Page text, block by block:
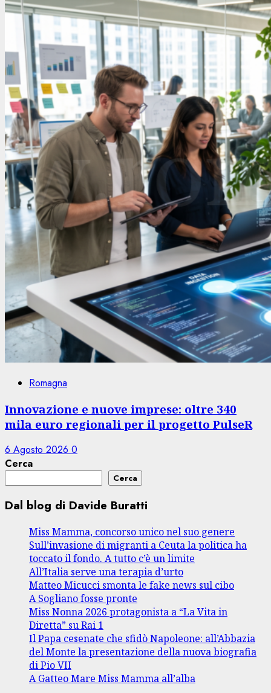
Romagna
Innovazione e nuove imprese: oltre 340
mila euro regionali per il progetto PulseR
6 Agosto 2026 0
Cerca
Cerca
Dal blog di Davide Buratti
Miss Mamma, concorso unico nel suo genere
Sull’invasione di migranti a Ceuta la politica ha
toccato il fondo. A tutto c’è un limite
All’Italia serve una terapia d’urto
Matteo Micucci smonta le fake news sul cibo
A Sogliano fosse pronte
Miss Nonna 2026 protagonista a “La Vita in
Diretta” su Rai 1
Il Papa cesenate che sfidò Napoleone: all’Abbazia
del Monte la presentazione della nuova biografia
di Pio VII
A Gatteo Mare Miss Mamma all’alba